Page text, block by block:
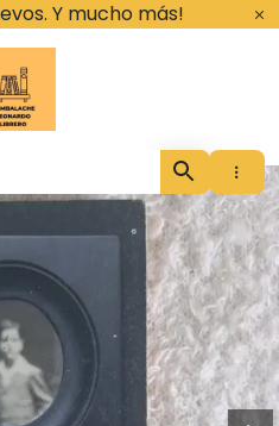
Y mucho más!